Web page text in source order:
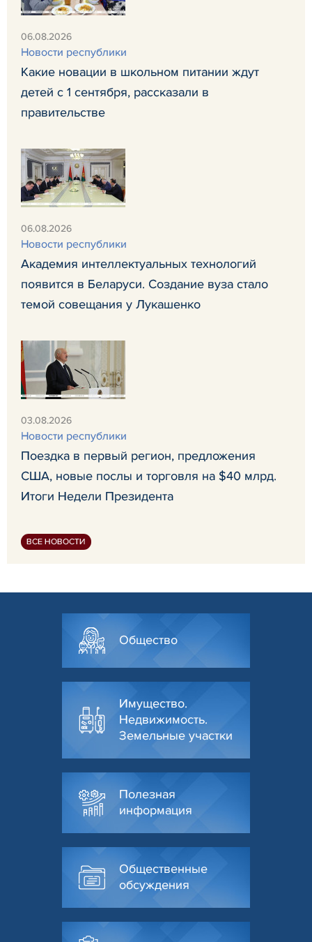
06.08.2026
Новости республики
Какие новации в школьном питании ждут
детей с 1 сентября, рассказали в
правительстве
06.08.2026
Новости республики
Академия интеллектуальных технологий
появится в Беларуси. Создание вуза стало
темой совещания у Лукашенко
03.08.2026
Новости республики
Поездка в первый регион, предложения
США, новые послы и торговля на $40 млрд.
Итоги Недели Президента
ВСЕ НОВОСТИ
Общество
Имущество.
Недвижимость.
Земельные участки
Полезная
информация
Общественные
обсуждения